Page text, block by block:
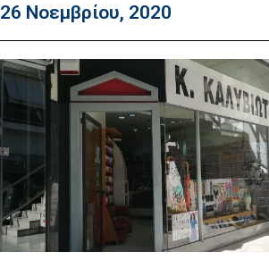
26 Νοεμβρίου, 2020